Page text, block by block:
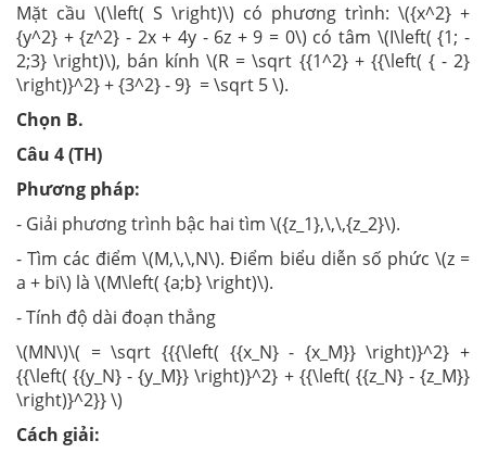
Mặt cầu \(\left( S \right)\) có phương trình: \({x^2} +
{y^2} + {z^2} - 2x + 4y - 6z + 9 = 0\) có tâm \(I\left( {1; -
2;3} \right)\), bán kính \(R = \sqrt {{1^2} + {{\left( { - 2}
\right)}^2} + {3^2} - 9} = \sqrt 5 \).
Chọn B.
Câu 4 (TH)
Phương pháp:
- Giải phương trình bậc hai tìm \({z_1},\,\,{z_2}\).
- Tìm các điểm \(M,\,\,N\). Điểm biểu diễn số phức \(z =
a + bi\) là \(M\left( {a;b} \right)\).
- Tính độ dài đoạn thẳng
\(MN\)\( = \sqrt {{{\left( {{x_N} - {x_M}} \right)}^2} +
{{\left( {{y_N} - {y_M}} \right)}^2} + {{\left( {{z_N} - {z_M}}
\right)}^2}} \)
Cách giải: